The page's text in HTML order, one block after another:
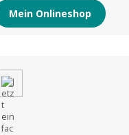
Mein Onlineshop